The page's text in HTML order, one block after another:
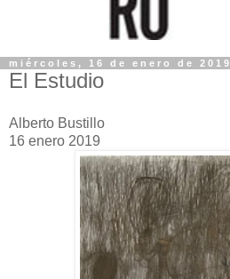
miércoles, 16 de enero de 2019
El Estudio
Alberto Bustillo
16 enero 2019